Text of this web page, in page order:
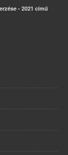
- 2021 című